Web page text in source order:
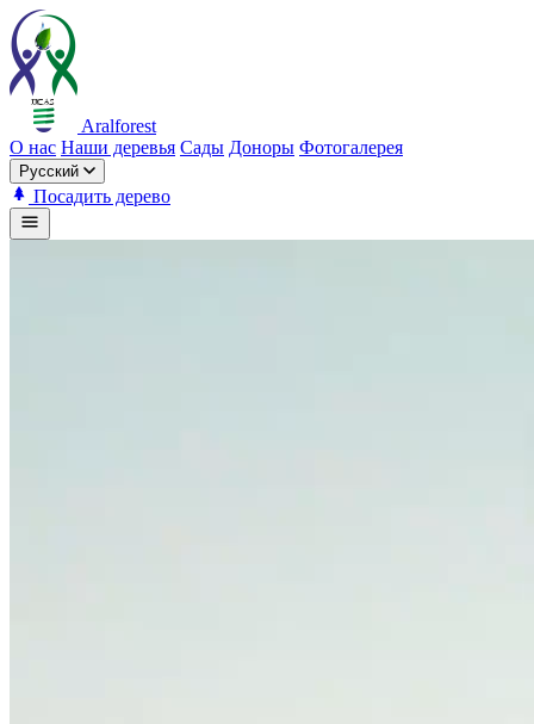
Aralforest
О нас Наши деревья Сады Доноры Фотогалерея
Русский
Посадить дерево